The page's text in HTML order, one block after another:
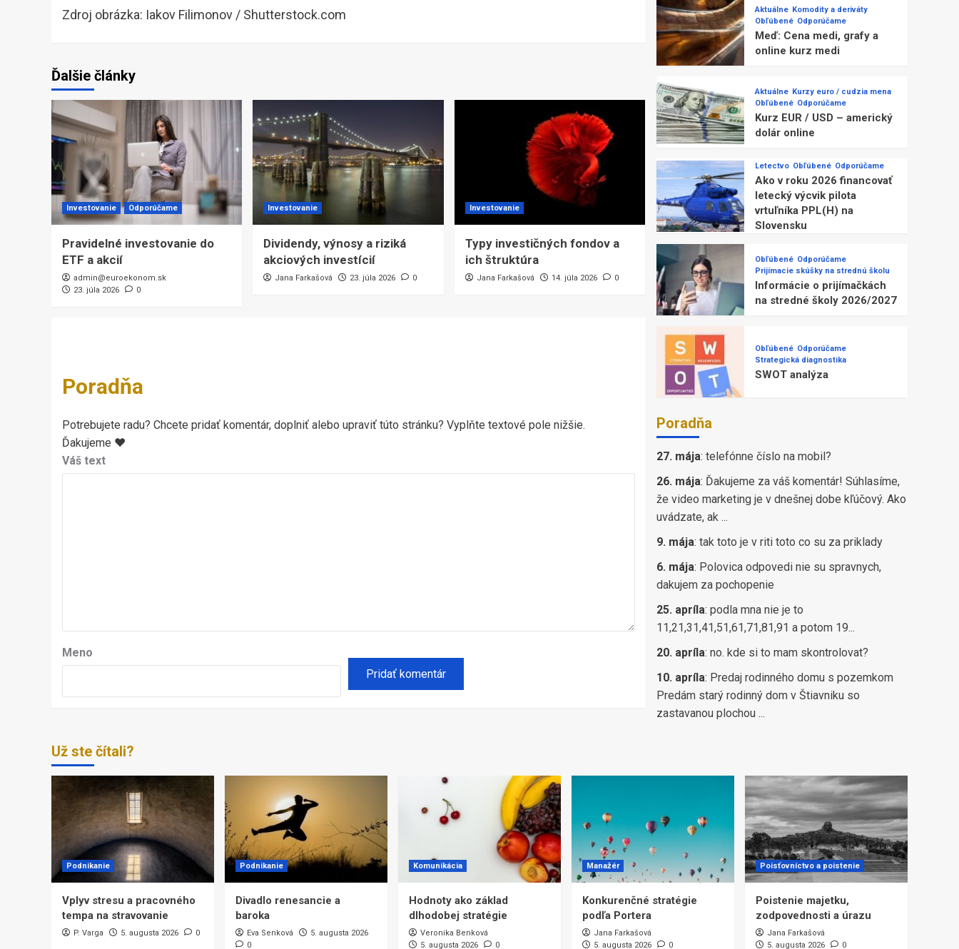
Zdroj obrázka: Iakov Filimonov / Shutterstock.com
Ďalšie články
Investovanie Odporúčame
Pravidelné investovanie do
ETF a akcií
admin@euroekonom.sk
23. júla 2026
0
Investovanie
Dividendy, výnosy a riziká
akciových investícií
Jana Farkašová 23. júla 2026 0
Investovanie
Typy investičných fondov a
ich štruktúra
Jana Farkašová 14. júla 2026 0
Poradňa
Potrebujete radu? Chcete pridať komentár, doplniť alebo upraviť túto stránku? Vyplňte textové pole nižšie.
Ďakujeme ♥
Váš text
Meno
Aktuálne Komodity a deriváty
Obľúbené Odporúčame
Meď: Cena medi, grafy a
online kurz medi
Aktuálne Kurzy euro / cudzia mena
Obľúbené Odporúčame
Kurz EUR / USD – americký
dolár online
Letectvo Obľúbené Odporúčame
Ako v roku 2026 financovať
letecký výcvik pilota
vrtuľníka PPL(H) na
Slovensku
Obľúbené Odporúčame
Prijímacie skúšky na strednú školu
Informácie o prijímačkách
na stredné školy 2026/2027
Obľúbené Odporúčame
Strategická diagnostika
SWOT analýza
Poradňa
27. mája: telefónne číslo na mobil?
26. mája: Ďakujeme za váš komentár! Súhlasíme,
že video marketing je v dnešnej dobe kľúčový. Ako
uvádzate, ak ...
9. mája: tak toto je v riti toto co su za priklady
6. mája: Polovica odpovedi nie su spravnych,
dakujem za pochopenie
25. apríla: podla mna nie je to
11,21,31,41,51,61,71,81,91 a potom 19...
20. apríla: no. kde si to mam skontrolovat?
10. apríla: Predaj rodinného domu s pozemkom
Predám starý rodinný dom v Štiavniku so
zastavanou plochou ...
Už ste čítali?
Podnikanie
Vplyv stresu a pracovného
tempa na stravovanie
P. Varga 5. augusta 2026 0
Podnikanie
Divadlo renesancie a
baroka
Eva Senková
5. augusta 2026
0
Komunikácia
Hodnoty ako základ
dlhodobej stratégie
Veronika Benková
5. augusta 2026
0
Manažér
Konkurenčné stratégie
podľa Portera
Jana Farkašová
5. augusta 2026
0
Poisťovníctvo a poistenie
Poistenie majetku,
zodpovednosti a úrazu
Jana Farkašová
5. augusta 2026
0